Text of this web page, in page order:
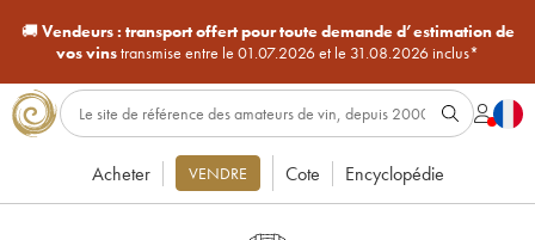
🚚Vendeurs : transport offert pour toute demande d’estimation de
vos vinstransmise entre le 01.07.2026 et le 31.08.2026 inclus*
Acheter VENDRE Cote Encyclopédie